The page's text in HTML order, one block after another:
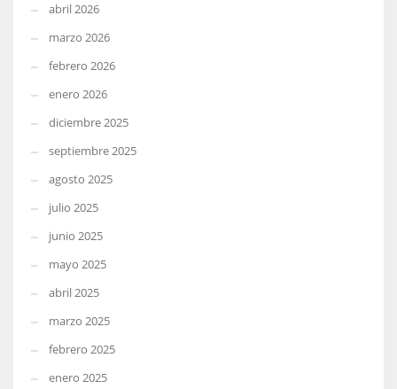
abril 2026
marzo 2026
febrero 2026
enero 2026
diciembre 2025
septiembre 2025
agosto 2025
julio 2025
junio 2025
mayo 2025
abril 2025
marzo 2025
febrero 2025
enero 2025